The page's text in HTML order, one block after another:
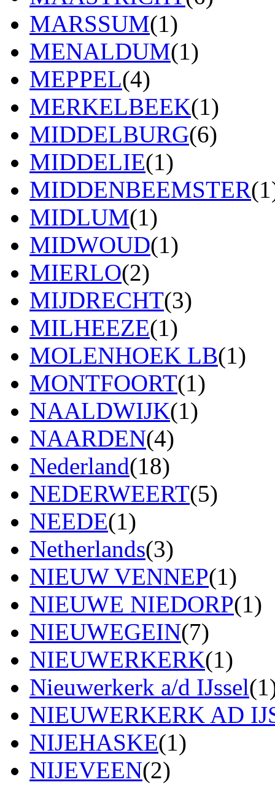
MARSSUM(1)
MENALDUM(1)
MEPPEL(4)
MERKELBEEK(1)
MIDDELBURG(6)
MIDDELIE(1)
MIDDENBEEMSTER
MIDLUM(1)
MIDWOUD(1)
MIERLO(2)
MIJDRECHT(3)
MILHEEZE(1)
MOLENHOEK LB(1)
MONTFOORT(1)
NAALDWIJK(1)
NAARDEN(4)
Nederland(18)
NEDERWEERT(5)
NEEDE(1)
Netherlands(3)
NIEUW VENNEP(1)
NIEUWE NIEDORP(1)
NIEUWEGEIN(7)
NIEUWERKERK(1)
Nieuwerkerk a/d IJssel
NIEUWERKERK AD
NIJEHASKE(1)
NIJEVEEN(2)